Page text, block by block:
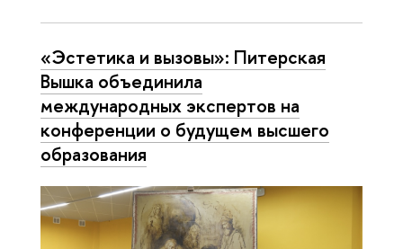
«Эстетика и вызовы»: Питерская
Вышка объединила
международных экспертов на
конференции о будущем высшего
образования